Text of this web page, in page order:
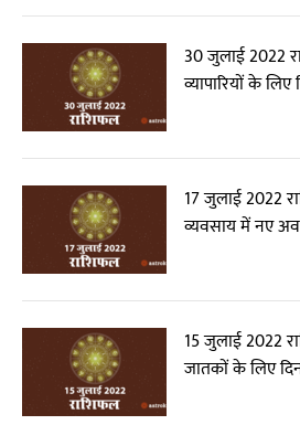
30 जुलाई 2022
व्यापारियों के
17 जुलाई 2022
व्यवसाय में नए
15 जुलाई 2022
जातकों के लिए